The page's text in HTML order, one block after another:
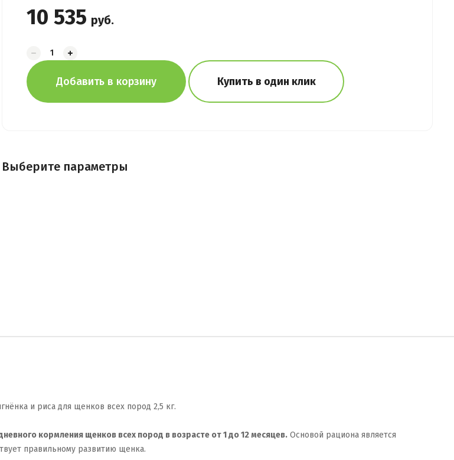
10 535 руб.
Добавить в корзину Купить в один клик
Выберите параметры
и риса для щенков всех пород 2,5 кг.
кормления щенков всех пород в возрасте от 1 до 12 месяцев. Основой рациона является
правильному развитию щенка.